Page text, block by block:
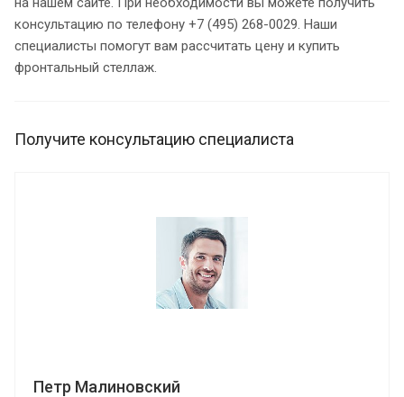
консультацию по телефону +7 (495) 268-0029. Наши
специалисты помогут вам рассчитать цену и купить
фронтальный стеллаж.
Получите консультацию специалиста
Петр Малиновский